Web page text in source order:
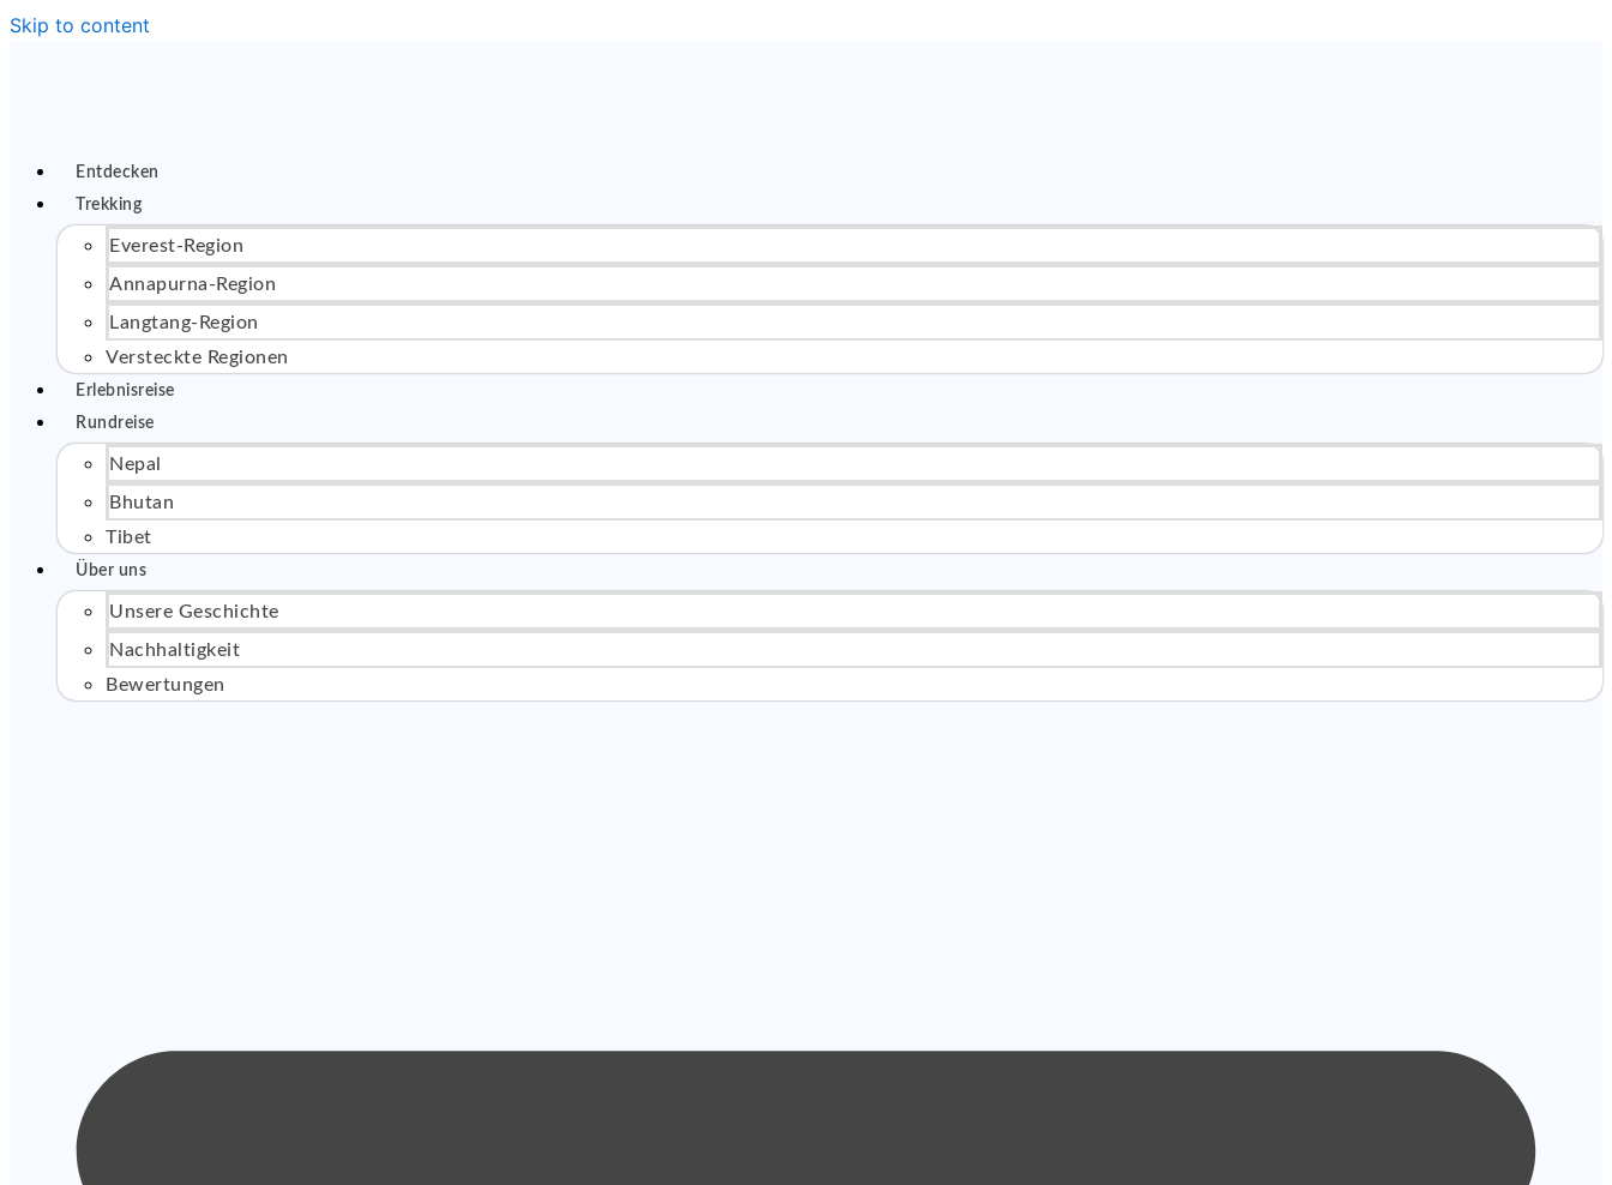
Skip to content
Entdecken
Trekking
Everest-Region
Annapurna-Region
Langtang-Region
Versteckte Regionen
Erlebnisreise
Rundreise
Nepal
Bhutan
Tibet
Über uns
Unsere Geschichte
Nachhaltigkeit
Bewertungen